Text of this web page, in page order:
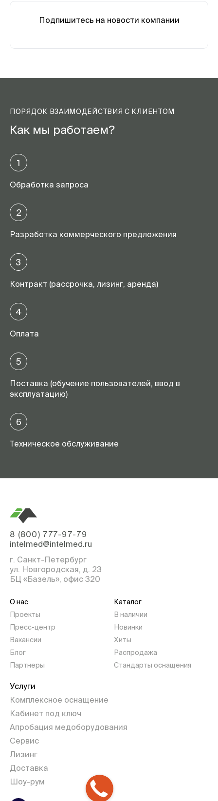
Подпишитесь на новости компании
ПОРЯДОК ВЗАИМОДЕЙСТВИЯ С КЛИЕНТОМ
Как мы работаем?
1
Обработка запроса
2
Разработка коммерческого предложения
3
Контракт (рассрочка, лизинг, аренда)
4
Оплата
5
Поставка (обучение пользователей, ввод в
эксплуатацию)
6
Техническое обслуживание
8 (800) 777-97-79
intelmed@intelmed.ru
г. Санкт-Петербург
ул. Новгородская, д. 23
БЦ «Базель», офис 320
О нас
Проекты
Пресс-центр
Вакансии
Блог
Партнеры
Каталог
В наличии
Новинки
Хиты
Распродажа
Стандарты оснащения
Услуги
Комплексное оснащение
Кабинет под ключ
Апробация медоборудования
Сервис
Лизинг
Доставка
Шоу-рум